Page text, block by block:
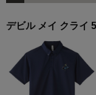
デビル メイ クラ